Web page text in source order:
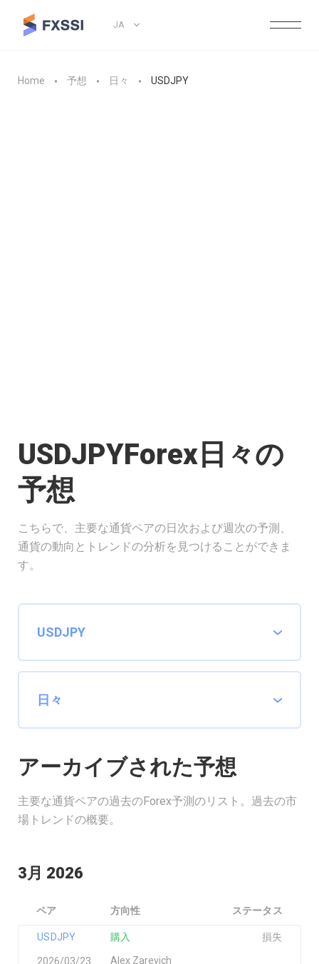
JA
Home 予想 日々 USDJPY
USDJPYForex日々の
予想
こちらで、主要な通貨ペアの日次および週次の予測、
通貨の動向とトレンドの分析を見つけることができま
す。
アーカイブされた予想
主要な通貨ペアの過去のForex予測のリスト。過去の市
場トレンドの概要。
3月 2026
ペア 方向性 ステータス
USDJPY
Alex Zarevich
購入
2026/03/23
損失